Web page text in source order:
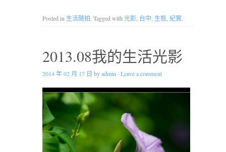
Posted in 生活隨拍. Tagged with 光影 台中 生態 紀實.
2013.08我的生活光影
2014 年 02 月 17 日 byadmin · Leave a comment